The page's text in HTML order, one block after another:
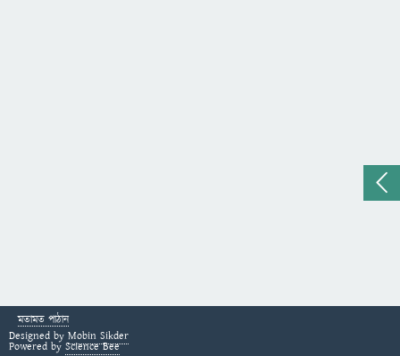
মতামত পাঠান
Designed by Mobin Sikder
Powered by Science Bee